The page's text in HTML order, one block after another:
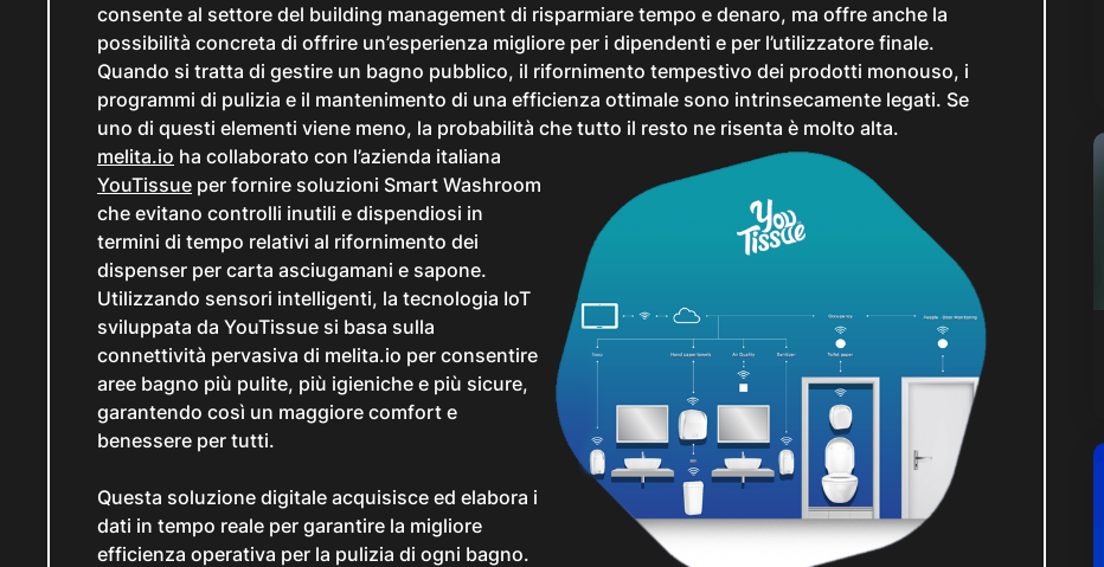
consente al settore del building management di risparmiare tempo e denaro, ma offre anche la
possibilità concreta di offrire un’esperienza migliore per i dipendenti e per l’utilizzatore finale.
Quando si tratta di gestire un bagno pubblico, il rifornimento tempestivo dei prodotti monouso, i
programmi di pulizia e il mantenimento di una efficienza ottimale sono intrinsecamente legati. Se
uno di questi elementi viene meno, la probabilità che tutto il resto ne risenta è molto alta.
melita.io ha collaborato con l’azienda italiana
YouTissue per fornire soluzioni Smart Washroom
che evitano controlli inutili e dispendiosi in
termini di tempo relativi al rifornimento dei
dispenser per carta asciugamani e sapone.
Utilizzando sensori intelligenti, la tecnologia IoT
sviluppata da YouTissue si basa sulla
connettività pervasiva di melita.io per consentire
aree bagno più pulite, più igieniche e più sicure,
garantendo così un maggiore comfort e
benessere per tutti.
Questa soluzione digitale acquisisce ed elabora i
dati in tempo reale per garantire la migliore
efficienza operativa per la pulizia di ogni bagno.